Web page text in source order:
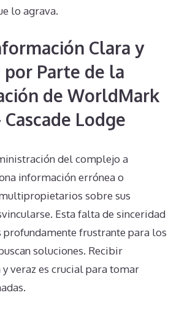
lo agrava.
Clara y
por Parte de la
de WorldMark
Lodge
del complejo a
información errónea o
sobre sus
Esta falta de sinceridad
profundamente frustrante para los
soluciones. Recibir
veraz es crucial para tomar